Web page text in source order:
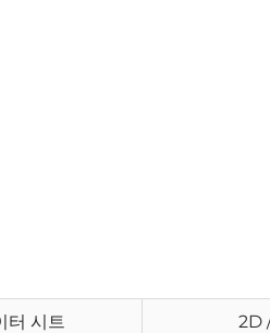
터 시트 2D